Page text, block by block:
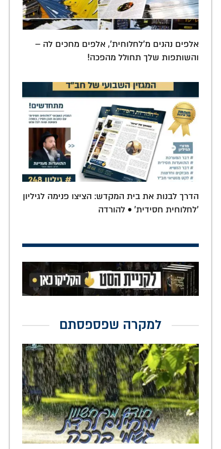
אלפים נהנים מ'לחלוחית', אלפים מחכים לה –
והשותפות שלך תחולל מהפכה!
הדרך לבנות את בית המקדש: הציצו פנימה לגיליון
'לחלוחית חסידית' • להורדה
למקרה שפספסתם